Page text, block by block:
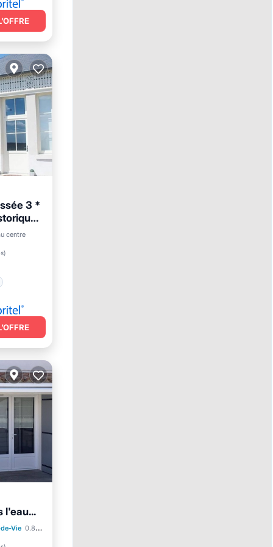
3 *
centre
)
l'eau...
Vie 0.87 mi au centre